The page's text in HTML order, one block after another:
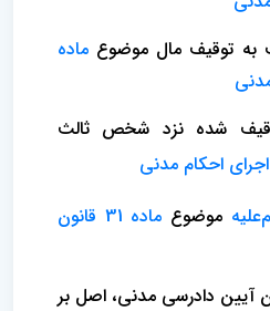
توقیف مال موضوع ماده
شده نزد شخص ثالث
موضوع
ماده 31 قانون
با ماده 8 قانون آیین دادرسی مدنی، اصل بر